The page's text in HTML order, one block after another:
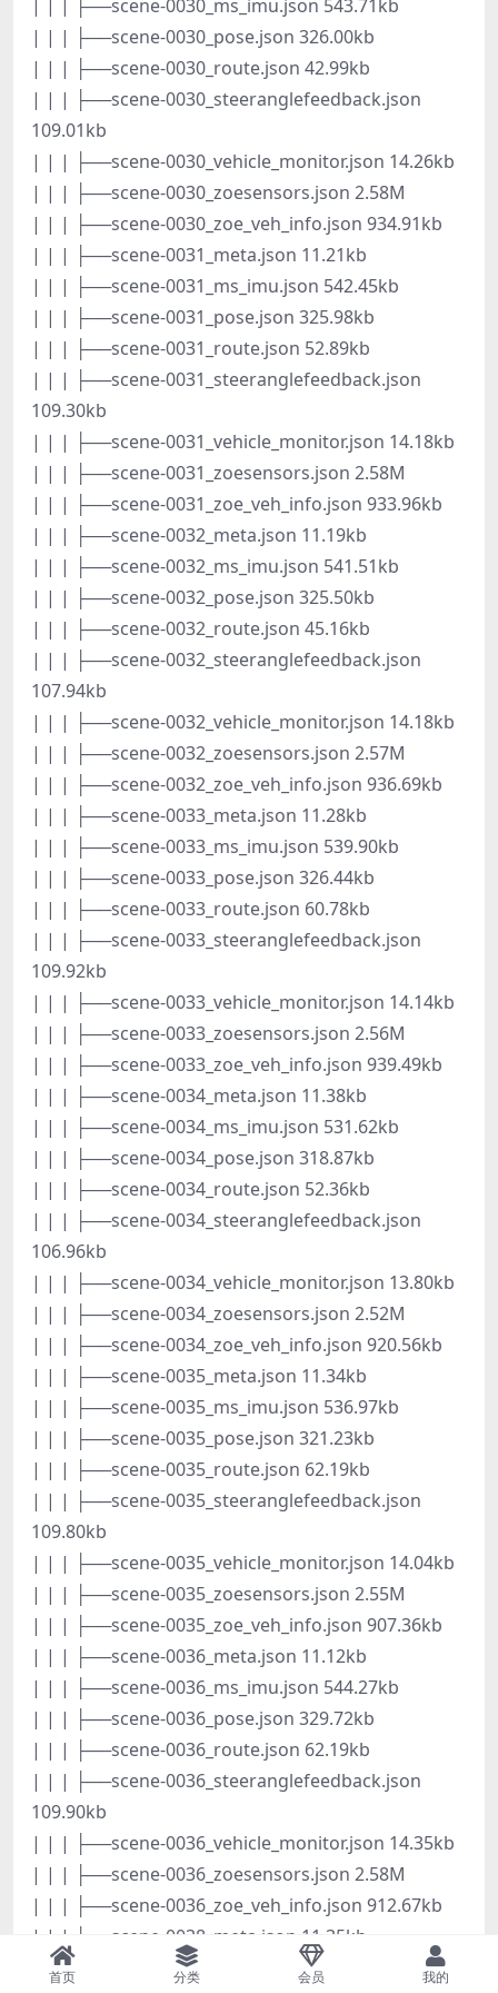
| | | ├──scene-0030_ms_imu.json 543.71kb
| | | ├──scene-0030_pose.json 326.00kb
| | | ├──scene-0030_route.json 42.99kb
| | | ├──scene-0030_steeranglefeedback.json
109.01kb
| | | ├──scene-0030_vehicle_monitor.json 14.26kb
| | | ├──scene-0030_zoesensors.json 2.58M
| | | ├──scene-0030_zoe_veh_info.json 934.91kb
| | | ├──scene-0031_meta.json 11.21kb
| | | ├──scene-0031_ms_imu.json 542.45kb
| | | ├──scene-0031_pose.json 325.98kb
| | | ├──scene-0031_route.json 52.89kb
| | | ├──scene-0031_steeranglefeedback.json
109.30kb
| | | ├──scene-0031_vehicle_monitor.json 14.18kb
| | | ├──scene-0031_zoesensors.json 2.58M
| | | ├──scene-0031_zoe_veh_info.json 933.96kb
| | | ├──scene-0032_meta.json 11.19kb
| | | ├──scene-0032_ms_imu.json 541.51kb
| | | ├──scene-0032_pose.json 325.50kb
| | | ├──scene-0032_route.json 45.16kb
| | | ├──scene-0032_steeranglefeedback.json
107.94kb
| | | ├──scene-0032_vehicle_monitor.json 14.18kb
| | | ├──scene-0032_zoesensors.json 2.57M
| | | ├──scene-0032_zoe_veh_info.json 936.69kb
| | | ├──scene-0033_meta.json 11.28kb
| | | ├──scene-0033_ms_imu.json 539.90kb
| | | ├──scene-0033_pose.json 326.44kb
| | | ├──scene-0033_route.json 60.78kb
| | | ├──scene-0033_steeranglefeedback.json
109.92kb
| | | ├──scene-0033_vehicle_monitor.json 14.14kb
| | | ├──scene-0033_zoesensors.json 2.56M
| | | ├──scene-0033_zoe_veh_info.json 939.49kb
| | | ├──scene-0034_meta.json 11.38kb
| | | ├──scene-0034_ms_imu.json 531.62kb
| | | ├──scene-0034_pose.json 318.87kb
| | | ├──scene-0034_route.json 52.36kb
| | | ├──scene-0034_steeranglefeedback.json
106.96kb
| | | ├──scene-0034_vehicle_monitor.json 13.80kb
| | | ├──scene-0034_zoesensors.json 2.52M
| | | ├──scene-0034_zoe_veh_info.json 920.56kb
| | | ├──scene-0035_meta.json 11.34kb
| | | ├──scene-0035_ms_imu.json 536.97kb
| | | ├──scene-0035_pose.json 321.23kb
| | | ├──scene-0035_route.json 62.19kb
| | | ├──scene-0035_steeranglefeedback.json
109.80kb
| | | ├──scene-0035_vehicle_monitor.json 14.04kb
| | | ├──scene-0035_zoesensors.json 2.55M
| | | ├──scene-0035_zoe_veh_info.json 907.36kb
| | | ├──scene-0036_meta.json 11.12kb
| | | ├──scene-0036_ms_imu.json 544.27kb
| | | ├──scene-0036_pose.json 329.72kb
| | | ├──scene-0036_route.json 62.19kb
| | | ├──scene-0036_steeranglefeedback.json
109.90kb
| | | ├──scene-0036_vehicle_monitor.json 14.35kb
| | | ├──scene-0036_zoesensors.json 2.58M
| | | ├──scene-0036_zoe_veh_info.json 912.67kb
| | | ├──scene-0038_meta.json 11.35kb
| | | ├──scene-0038_ms_imu.json 544.89kb
首页 分类 会员 我的